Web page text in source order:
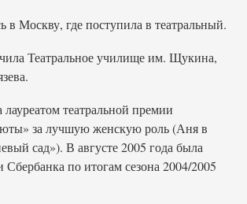
в Москву, где поступила в театральный.
Театральное училище им. Щукина,
лауреатом театральной премии
за лучшую женскую роль (Аня в
сад»). В августе 2005 года была
Сбербанка по итогам сезона 2004/2005